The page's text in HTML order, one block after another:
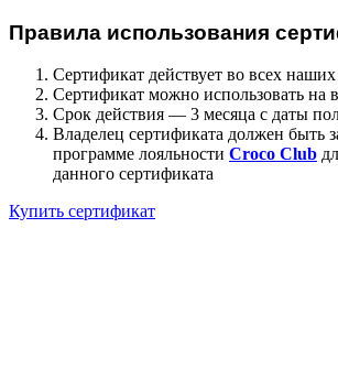
Правила использования
Сертификат действует во всех
Сертификат можно использовать на
Срок действия — 3 месяца с даты
Владелец сертификата должен быть
программе лояльности Croco Club
данного сертификата
Купить сертификат